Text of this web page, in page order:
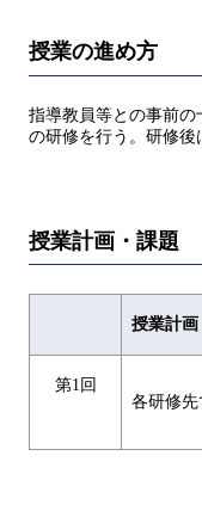
授業の進め方
指導教員等との事前
の研修を行う。研修後
授業計画・課題
授業計画
第1回
各研修先